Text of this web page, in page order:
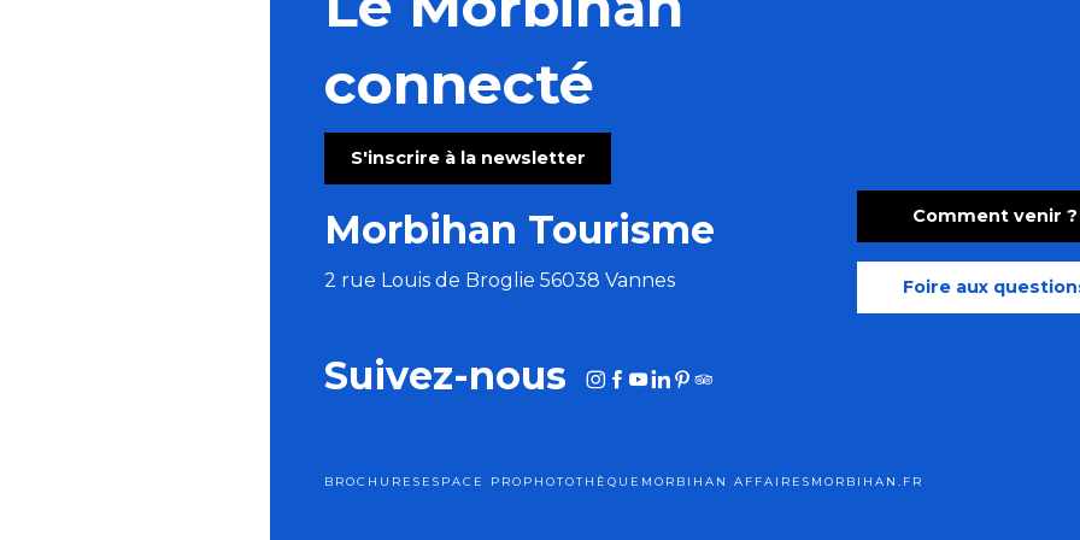
connecté
S'inscrire à la newsletter
Morbihan Tourisme
2 rue Louis de Broglie 56038 Vannes
Comment venir ?
Foire aux
Suivez-nous
BROCHURES ESPACE PRO PHOTOTHÈQUE MORBIHAN AFFAIRES MORBIHAN.FR